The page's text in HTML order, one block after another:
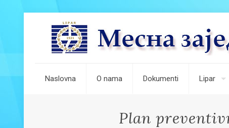
Naslovna O nama Dokumenti Lipar
Plan